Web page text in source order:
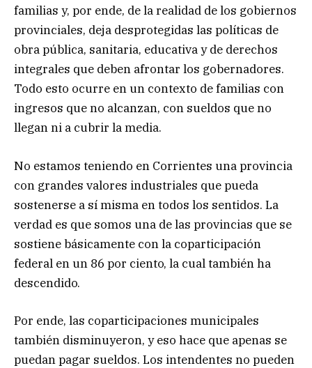
familias y, por ende, de la realidad de los gobiernos
provinciales, deja desprotegidas las políticas de
obra pública, sanitaria, educativa y de derechos
integrales que deben afrontar los gobernadores.
Todo esto ocurre en un contexto de familias con
ingresos que no alcanzan, con sueldos que no
llegan ni a cubrir la media.
No estamos teniendo en Corrientes una provincia
con grandes valores industriales que pueda
sostenerse a sí misma en todos los sentidos. La
verdad es que somos una de las provincias que se
sostiene básicamente con la coparticipación
federal en un 86 por ciento, la cual también ha
descendido.
Por ende, las coparticipaciones municipales
también disminuyeron, y eso hace que apenas se
puedan pagar sueldos. Los intendentes no pueden